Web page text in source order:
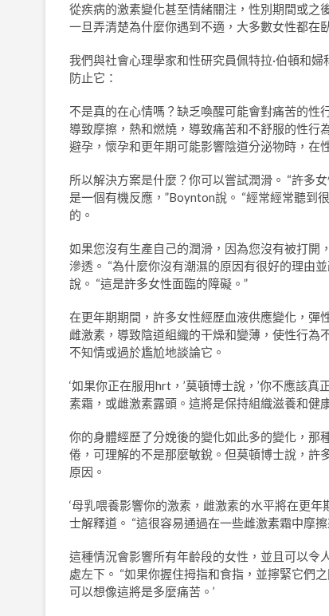
從疾病的激素變化甚至情緒關注，性別期間或之
一旦弄清楚為什麼你遇到不適，大多數女性都在
我們與社會心理學家和性研究員佩特拉·伯頓和
防止它：
不是真的在心情嗎？缺乏喚醒可能會對痛苦的
導致摩擦，熱和燃燒，導致痛苦和不舒服的性行
避孕，懷孕和更年期可能影響陰道分泌物時，在
所以解決方案是什麼？你可以嘗試潤滑。 “許多
是一個有機反應，”Boynton說。 “經常經常聽到
的。
如果您沒有生產自己的潤滑，因為您沒有被打
滲透。 “為什麼你沒有潮濕的原因有很好的理由
說。 “這是許多女性面臨的障礙。”
在更年期期間，許多女性經歷血液供應變化，彈
雌激素，導致陰道組織的干燥和變薄，使性行為
不知情或過於尷尬地談論它。
‘如果你正在服用hrt，’莫頓博士說，’你不應該
素霜，或雌激素露頭。這將是保持組織滋養和健
你的身體經歷了分娩後的變化如此多的變化，那
倦，可理解的不是那麼敏銳。但莫頓博士說，許
原因。
‘母乳喂養影響你的激素，雌激素的水平將在更
士解釋道。 “這很容易通過在一些雌激素霜中摩
這種情況會影響所有年齡段的女性，並且可以令
處左下。 “如果你握住拇指和食指，並擰緊它們
可以想像這將是多麼痛苦。’